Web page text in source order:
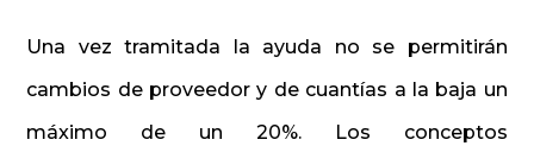
Una vez tramitada la ayuda no se permitirán
cambios de proveedor y de cuantías a la baja un
máximo de un 20%. Los conceptos